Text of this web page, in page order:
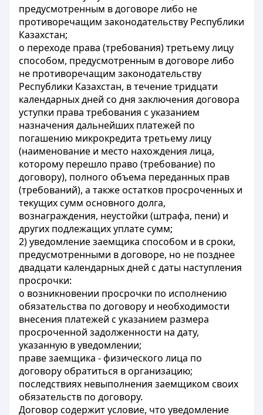
предусмотренным в договоре либо не
противоречащим законодательству Республики
Казахстан;
о переходе права (требования) третьему лицу
способом, предусмотренным в договоре либо
не противоречащим законодательству
Республики Казахстан, в течение тридцати
календарных дней со дня заключения договора
уступки права требования с указанием
назначения дальнейших платежей по
погашению микрокредита третьему лицу
(наименование и место нахождения лица,
которому перешло право (требование) по
договору), полного объема переданных прав
(требований), а также остатков просроченных и
текущих сумм основного долга,
вознаграждения, неустойки (штрафа, пени) и
других подлежащих уплате сумм;
2) уведомление заемщика способом и в сроки,
предусмотренными в договоре, но не позднее
двадцати календарных дней с даты наступления
просрочки:
о возникновении просрочки по исполнению
обязательства по договору и необходимости
внесения платежей с указанием размера
просроченной задолженности на дату,
указанную в уведомлении;
праве заемщика - физического лица по
договору обратиться в организацию;
последствиях невыполнения заемщиком своих
обязательств по договору.
Договор содержит условие, что уведомление